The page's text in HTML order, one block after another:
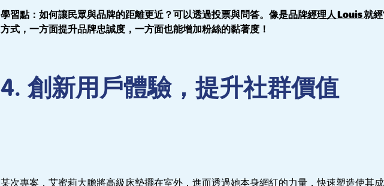
學習點：如何讓民眾與品牌的距離更近？可以透過投票與問答。像是品牌經理人 Louis就
方式，一方面提升品牌忠誠度，一方面也能增加粉絲的黏著度！
4. 創新用戶體驗，提升社群價值
某次專案，艾蜜莉大膽將高級床墊擺在室外，進而透過她本身網紅的力量，快速塑造使其成